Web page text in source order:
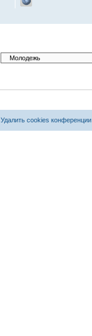
Удалить cookies конференции